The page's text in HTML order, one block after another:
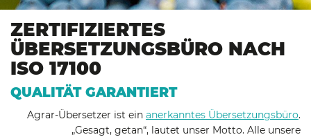
ZERTIFIZIERTES
ÜBERSETZUNGSBÜRO NACH
ISO 17100
QUALITÄT GARANTIERT
Agrar-Übersetzer ist ein anerkanntes Übersetzungsbüro.
„Gesagt, getan“, lautet unser Motto. Alle unsere